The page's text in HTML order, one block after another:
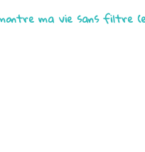
ma vie sans filtre